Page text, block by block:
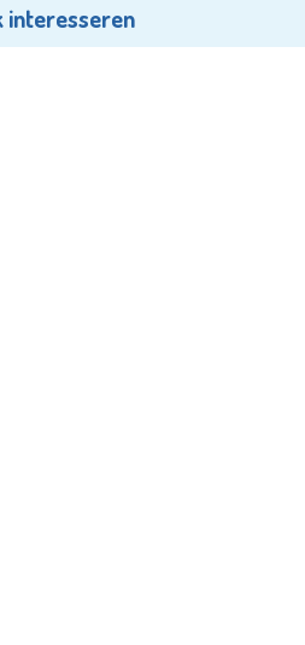
interesseren